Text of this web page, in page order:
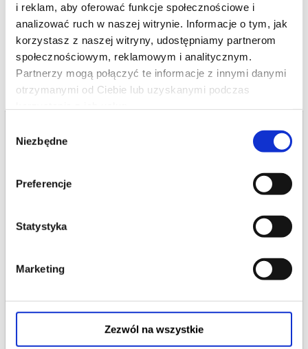
i reklam, aby oferować funkcje społecznościowe i
analizować ruch w naszej witrynie. Informacje o tym, jak
korzystasz z naszej witryny, udostępniamy partnerom
społecznościowym, reklamowym i analitycznym.
Partnerzy mogą połączyć te informacje z innymi danymi
otrzymanymi od Ciebie lub uzyskanymi podczas
zgody
Niezbędne
Preferencje
Statystyka
Marketing
Zezwól na wszystkie
"IQ" to najnowszy program Kabaretu Neo-Nówka, który bawi,
prowokuje i zmusza do myślenia. Widzów czekają znakomite
skecze, błyskotliwe riposty oraz improwizacje, z których Neo-
Nówka słynie od lat. Jak zawsze śmiech jest tu tylko początkiem,
bo prawdziwy morał każdy odkryje sam.
20.02.2027 , g. 16:00
Radzyń Podlaski